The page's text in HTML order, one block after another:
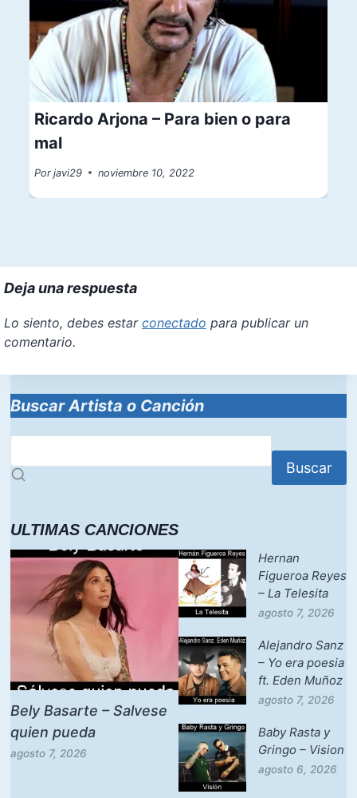
Ricardo Arjona – Para bien o para
mal
Por javi29 noviembre 10, 2022
Deja una respuesta
Lo siento, debes estar conectado para publicar un
comentario.
Buscar Artista o Canción
Buscar
ULTIMAS CANCIONES
Bely Basarte – Salvese
quien pueda
agosto 7, 2026
Hernan
Figueroa Reyes
– La Telesita
agosto 7, 2026
Alejandro Sanz
– Yo era poesia
ft. Eden Muñoz
agosto 7, 2026
Baby Rasta y
Gringo – Vision
agosto 6, 2026